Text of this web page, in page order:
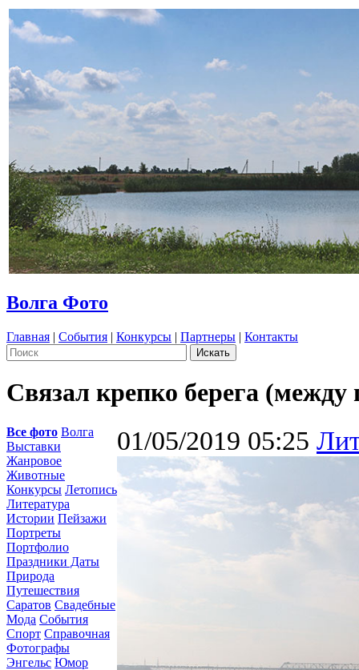
Волга Фото
Главная | События | Конкурсы | Партнеры | Контакты
Связал крепко берега
Все фото Волга
Выставки
Жанровое
Животные
Конкурсы Летопись
Литература
Истории Пейзажи
Портреты
Портфолио
Праздники Даты
Природа
Путешествия
Саратов Свадебные
Мода События
Спорт Справочная
Фотографы
Энгельс Юмор
01/05/2019 05:25